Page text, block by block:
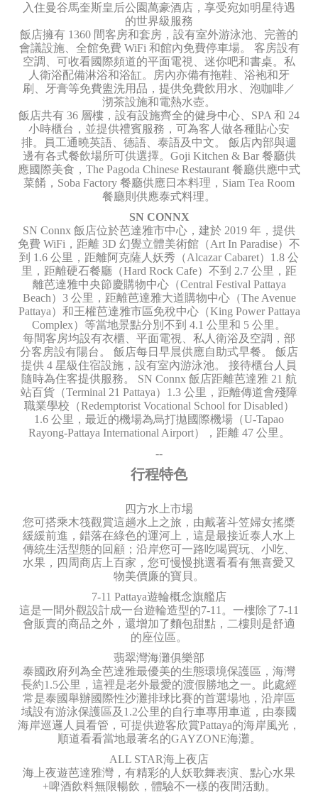
入住曼谷馬奎斯皇后公園萬豪酒店，享受宛如明星待遇
的世界級服務
飯店擁有 1360 間客房和套房，設有室外游泳池、完善的
會議設施、全館免費 WiFi 和館內免費停車場。 客房設有
空調、可收看國際頻道的平面電視、迷你吧和書桌。私
人衛浴配備淋浴和浴缸。房內亦備有拖鞋、浴袍和牙
刷、牙膏等免費盥洗用品，提供免費飲用水、泡咖啡／
沏茶設施和電熱水壺。
飯店共有 36 層樓，設有設施齊全的健身中心、SPA 和 24
小時櫃台，並提供禮賓服務，可為客人做各種貼心安
排。員工通曉英語、德語、泰語及中文。 飯店內部與週
邊有各式餐飲場所可供選擇。Goji Kitchen & Bar 餐廳供
應國際美食，The Pagoda Chinese Restaurant 餐廳供應中式
菜餚，Soba Factory 餐廳供應日本料理，Siam Tea Room
餐廳則供應泰式料理。
SN CONNX
SN Connx 飯店位於芭達雅市中心，建於 2019 年，提供
免費 WiFi，距離 3D 幻覺立體美術館（Art In Paradise）不
到 1.6 公里，距離阿克薩人妖秀（Alcazar Cabaret）1.8 公
里，距離硬石餐廳（Hard Rock Cafe）不到 2.7 公里，距
離芭達雅中央節慶購物中心（Central Festival Pattaya
Beach）3 公里，距離芭達雅大道購物中心（The Avenue
Pattaya）和王權芭達雅市區免稅中心（King Power Pattaya
Complex）等當地景點分別不到 4.1 公里和 5 公里。
每間客房均設有衣櫃、平面電視、私人衛浴及空調，部
分客房設有陽台。 飯店每日早晨供應自助式早餐。 飯店
提供 4 星級住宿設施，設有室內游泳池。 接待櫃台人員
隨時為住客提供服務。 SN Connx 飯店距離芭達雅 21 航
站百貨（Terminal 21 Pattaya）1.3 公里，距離傳道會殘障
職業學校（Redemptorist Vocational School for Disabled）
1.6 公里，最近的機場為烏打拋國際機場（U-Tapao
Rayong-Pattaya International Airport），距離 47 公里。
--
行程特色
四方水上市場
您可搭乘木筏觀賞這趟水上之旅，由戴著斗笠婦女搖槳
緩緩前進，錯落在綠色的運河上，這是最接近泰人水上
傳統生活型態的回顧；沿岸您可一路吃喝買玩、小吃、
水果，四周商店上百家，您可慢慢挑選看看有無喜愛又
物美價廉的寶貝。
7-11 Pattaya遊輪概念旗艦店
這是一間外觀設計成一台遊輪造型的7-11。一樓除了7-11
會販賣的商品之外，還增加了麵包甜點，二樓則是舒適
的座位區。
翡翠灣海灘俱樂部
泰國政府列為全芭達雅最優美的生態環境保護區，海灣
長約1.5公里，這裡是老外最愛的渡假勝地之一。此處經
常是泰國舉辦國際性沙灘排球比賽的首選場地，沿岸區
域設有游泳保護區及1.2公里的自行車專用車道，由泰國
海岸巡邏人員看管，可提供遊客欣賞Pattaya的海岸風光，
順道看看當地最著名的GAYZONE海灘。
ALL STAR海上夜店
海上夜遊芭達雅灣，有精彩的人妖歌舞表演、點心水果
+啤酒飲料無限暢飲，體驗不一樣的夜間活動。